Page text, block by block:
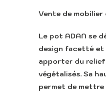
Vente de mobilier
Le pot ADAN se
design facetté et
apporter du
végétalisés. Sa
permet de mettre